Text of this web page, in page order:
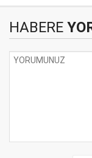
HABERE